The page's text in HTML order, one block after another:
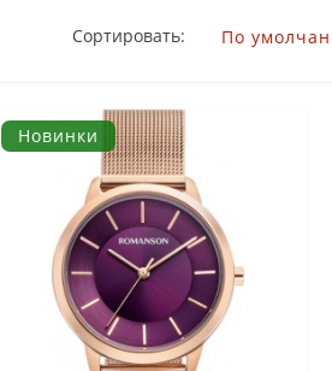
Сортировать:
Новинки